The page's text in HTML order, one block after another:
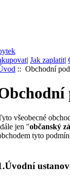
| Jak zaplatit|
:: Obchodní
všeobecné
jen "občanský
tyto